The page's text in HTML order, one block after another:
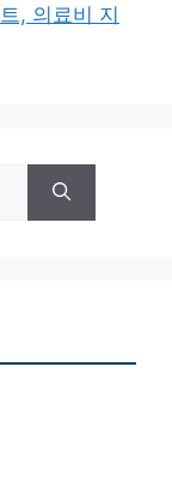
, 의료비 지